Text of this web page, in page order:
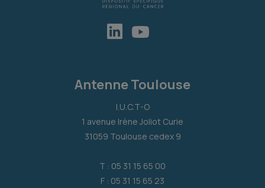
Antenne Toulouse
I.U.C.T-O
1 avenue Irène Joliot Curie
31059 Toulouse cedex 9
T : 05 31 15 65 00
F : 05 31 15 65 23